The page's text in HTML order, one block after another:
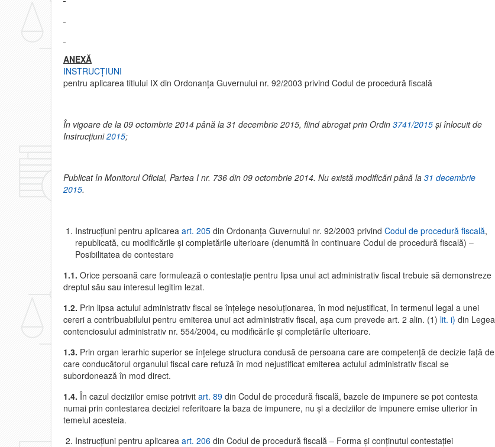
ANEXĂ
INSTRUCŢIUNI
pentru aplicarea titlului IX din Ordonanţa Guvernului nr. 92/2003 privind Codul de procedură fiscală
În vigoare de la 09 octombrie 2014 până la 31 decembrie 2015, fiind abrogat prin Ordin 3741/2015 şi înlocuit de
Instrucţiuni2015;
Publicat în Monitorul Oficial, Partea I nr. 736 din 09 octombrie 2014. Nu există modificări până la 31 decembrie
2015.
Instrucţiuni pentru aplicarea art. 205 din Ordonanţa Guvernului nr. 92/2003 privind Codul de procedură fiscală,
republicată, cu modificările şi completările ulterioare (denumită în continuare Codul de procedură fiscală) –
Posibilitatea de contestare
1.1. Orice persoană care formulează o contestaţie pentru lipsa unui act administrativ fiscal trebuie să demonstreze
dreptul său sau interesul legitim lezat.
1.2. Prin lipsa actului administrativ fiscal se înţelege nesoluţionarea, în mod nejustificat, în termenul legal a unei
cereri a contribuabilului pentru emiterea unui act administrativ fiscal, aşa cum prevede art. 2 alin. (1) lit. i) din Legea
contenciosului administrativ nr. 554/2004, cu modificările şi completările ulterioare.
1.3. Prin organ ierarhic superior se înţelege structura condusă de persoana care are competenţă de decizie faţă de
care conducătorul organului fiscal care refuză în mod nejustificat emiterea actului administrativ fiscal se
subordonează în mod direct.
1.4. În cazul deciziilor emise potrivit art. 89 din Codul de procedură fiscală, bazele de impunere se pot contesta
numai prin contestarea deciziei referitoare la baza de impunere, nu şi a deciziilor de impunere emise ulterior în
temeiul acesteia.
Instrucţiuni pentru aplicarea art. 206 din Codul de procedură fiscală – Forma şi conţinutul contestaţiei